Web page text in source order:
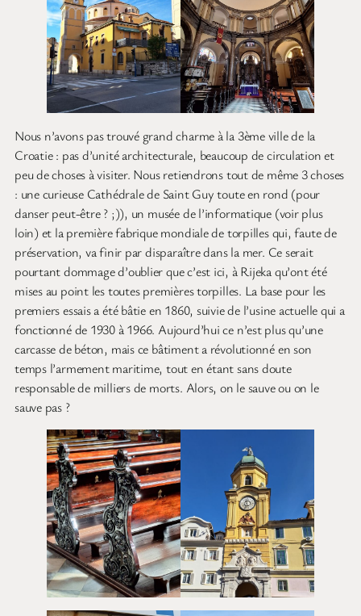
Nous n’avons pas trouvé grand charme à la 3ème ville de la
Croatie : pas d’unité architecturale, beaucoup de circulation et
peu de choses à visiter. Nous retiendrons tout de même 3 choses
: une curieuse Cathédrale de Saint Guy toute en rond (pour
danser peut-être ? ;)), un musée de l’informatique (voir plus
loin) et la première fabrique mondiale de torpilles qui, faute de
préservation, va finir par disparaître dans la mer. Ce serait
pourtant dommage d’oublier que c’est ici, à Rijeka qu’ont été
mises au point les toutes premières torpilles. La base pour les
premiers essais a été bâtie en 1860, suivie de l’usine actuelle qui a
fonctionné de 1930 à 1966. Aujourd’hui ce n’est plus qu’une
carcasse de béton, mais ce bâtiment a révolutionné en son
temps l’armement maritime, tout en étant sans doute
responsable de milliers de morts. Alors, on le sauve ou on le
sauve pas ?